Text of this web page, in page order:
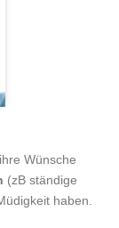
Wünsche
(zB ständige
haben.